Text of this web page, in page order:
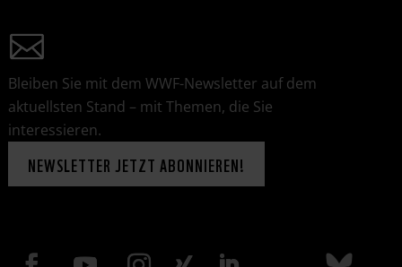
Bleiben Sie mit dem WWF-Newsletter auf dem
aktuellsten Stand – mit Themen, die Sie
interessieren.
NEWSLETTER JETZT ABONNIEREN!